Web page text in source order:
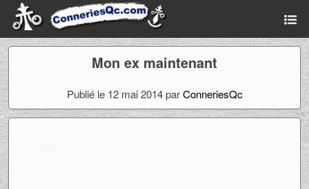
Mon ex maintenant
Publié le 12 mai 2014 parConneriesQc